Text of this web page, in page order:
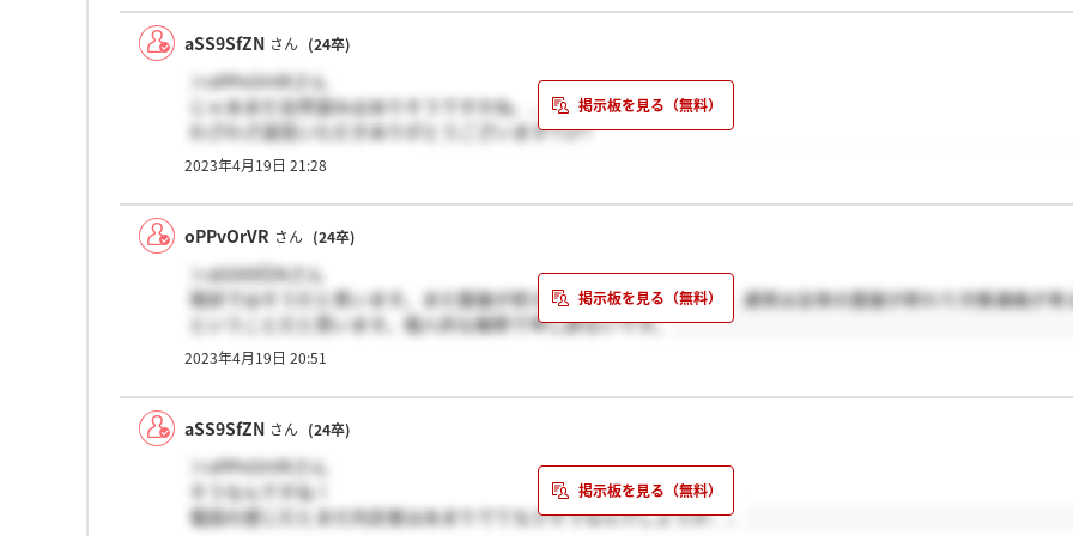
aSS9SfZN さん (24卒)
＞oPPvOrVRさん
じゃあまだ全然望みはありそうですかね、、
わざわざ返信いただきありがとうございます??♂?
内定おめでとうございます！
2023年4月19日 21:28
oPPvOrVR さん (24卒)
＞aSS9SfZNさん
現状ではそうだと思います。まだ面接が控えている方々がいるので、通常は全体の面接が終わり次第連絡が来
ということだと思います。個人的な解釈で申し訳ないです。
2023年4月19日 20:51
aSS9SfZN さん (24卒)
＞oPPvOrVRさん
そうなんですね！
電話の感じだとまだ内定者はあまりでてなさそうなんでしょうか、、